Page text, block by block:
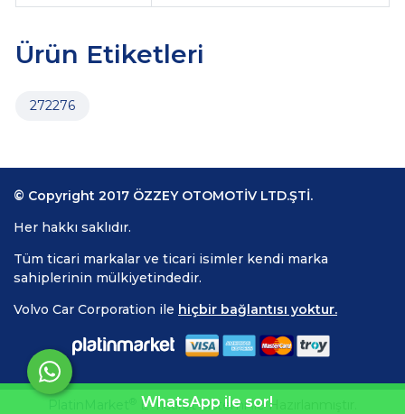
Ürün Etiketleri
272276
© Copyright 2017 ÖZZEY OTOMOTİV LTD.ŞTİ.
Her hakkı saklıdır.
Tüm ticari markalar ve ticari isimler kendi marka
sahiplerinin mülkiyetindedir.
Volvo Car Corporation ile hiçbir bağlantısı yoktur.
E-Ticaret Sistemiİle Hazırlanmıştır.
WhatsApp ile sor!